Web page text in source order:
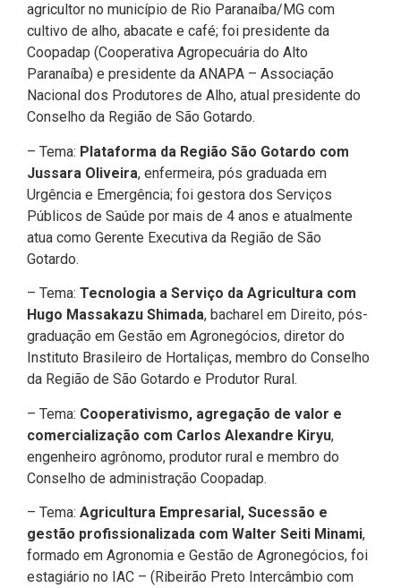
agricultor no município de Rio Paranaíba/MG com
cultivo de alho, abacate e café; foi presidente da
Coopadap (Cooperativa Agropecuária do Alto
Paranaíba) e presidente da ANAPA – Associação
Nacional dos Produtores de Alho, atual presidente do
Conselho da Região de São Gotardo.
– Tema: Plataforma da Região São Gotardo com
Jussara Oliveira, enfermeira, pós graduada em
Urgência e Emergência; foi gestora dos Serviços
Públicos de Saúde por mais de 4 anos e atualmente
atua como Gerente Executiva da Região de São
Gotardo.
– Tema: Tecnologia a Serviço da Agricultura com
Hugo Massakazu Shimada, bacharel em Direito, pós-
graduação em Gestão em Agronegócios, diretor do
Instituto Brasileiro de Hortaliças, membro do Conselho
da Região de São Gotardo e Produtor Rural.
– Tema: Cooperativismo, agregação de valor e
comercialização com Carlos Alexandre Kiryu,
engenheiro agrônomo, produtor rural e membro do
Conselho de administração Coopadap.
– Tema: Agricultura Empresarial, Sucessão e
gestão profissionalizada com Walter Seiti Minami,
formado em Agronomia e Gestão de Agronegócios, foi
estagiário no IAC – (Ribeirão Preto Intercâmbio com